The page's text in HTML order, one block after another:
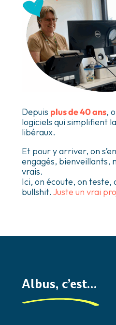
Depuis plus de 40 ans,
logiciels qui simplifient
libéraux.
Et pour y arriver, on
engagés, bienveillants,
vrais.
Ici, on écoute, on teste,
bullshit. Juste un vrai
Albus, c’est…